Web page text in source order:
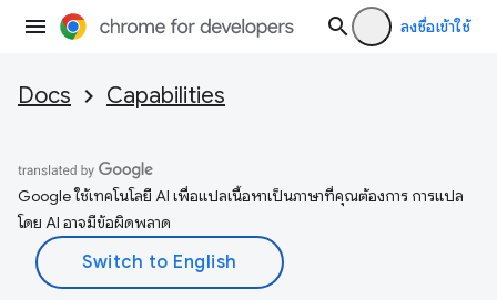
ลงชื่อเข้าใช้
Docs Capabilities
Google ใช้เทคโนโลยี AI เพื่อแปลเนื้อหาเป็นภาษาที่คุณต้องการ การแปล
โดย AI อาจมีข้อผิดพลาด